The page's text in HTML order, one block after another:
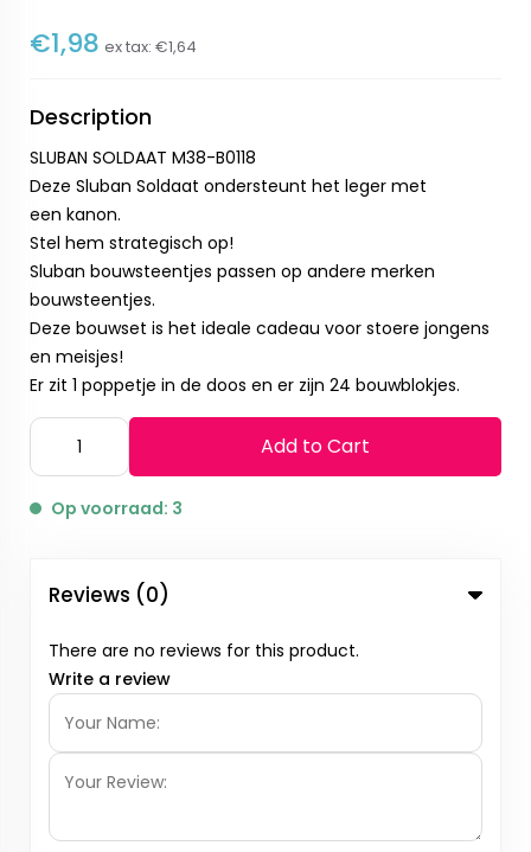
€1,98 ex tax: €1,64
Description
SLUBAN SOLDAAT M38-B0118
Deze Sluban Soldaat ondersteunt het leger met
een kanon.
Stel hem strategisch op!
Sluban bouwsteentjes passen op andere merken
bouwsteentjes.
Deze bouwset is het ideale cadeau voor stoere jongens
en meisjes!
Er zit 1 poppetje in de doos en er zijn 24 bouwblokjes.
Add to Cart
Op voorraad: 3
Reviews (0)
There are no reviews for this product.
Write a review